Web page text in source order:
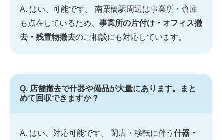
A. はい、可能です。 南栗橋駅周辺は事業所・倉庫
も点在しているため、 事業所の片付け・オフィス撤
去・残置物撤去のご相談にも対応しています。
Q. 店舗撤去で什器や備品が大量にあります。まと
めて回収できますか？
A. はい、対応可能です。 閉店・移転に伴う 什器・